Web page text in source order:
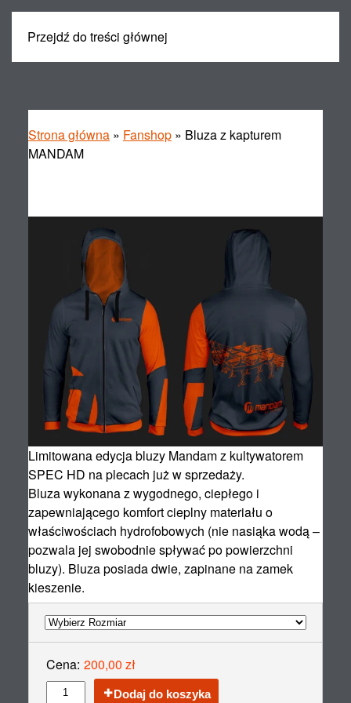
Przejdź do treści głównej
Strona główna» Fanshop» Bluza z kapturem
MANDAM
Limitowana edycja bluzy Mandam z kultywatorem
SPEC HD na plecach już w sprzedaży.
Bluza wykonana z wygodnego, ciepłego i
zapewniającego komfort cieplny materiału o
właściwościach hydrofobowych (nie nasiąka wodą –
pozwala jej swobodnie spływać po powierzchni
bluzy). Bluza posiada dwie, zapinane na zamek
kieszenie.
Cena: 200,00 zł
Dodaj do koszyka